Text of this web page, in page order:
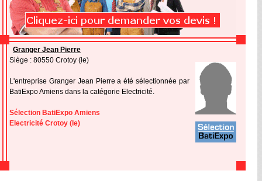
Granger Jean Pierre
Siège : 80550 Crotoy (le)
L'entreprise Granger Jean Pierre a été sélectionnée par
BatiExpo Amiens dans la catégorie Electricité.
Sélection BatiExpo Amiens
Electricité Crotoy (le)